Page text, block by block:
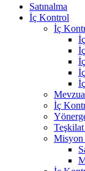
Satınalma
İç Kontrol
İç
İç
Teşkilat